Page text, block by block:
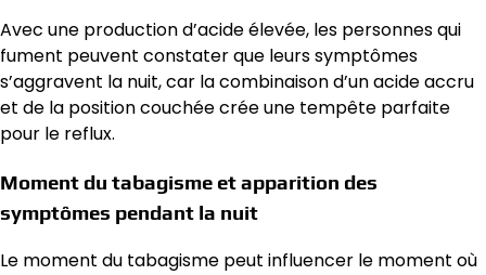
Avec une production d’acide élevée, les personnes qui
fument peuvent constater que leurs symptômes
s’aggravent la nuit, car la combinaison d’un acide accru
et de la position couchée crée une tempête parfaite
pour le reflux.
Moment du tabagisme et apparition des
symptômes pendant la nuit
Le moment du tabagisme peut influencer le moment où